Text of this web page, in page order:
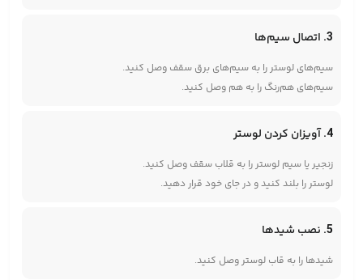
3. اتصال سیم‌ها
سیم‌های لوستر را به سیم‌های برق سقف وصل کنید.
سیم‌های هم‌رنگ را به هم وصل کنید.
4. آویزان کردن لوستر
زنجیر یا سیم لوستر را به قلاب سقف وصل کنید.
لوستر را بلند کنید و در جای خود قرار دهید.
5. نصب شیدها
شیدها را به قاب لوستر وصل کنید.